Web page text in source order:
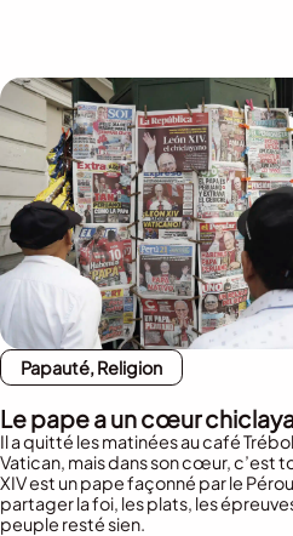
Papauté, Religion
Le pape a un cœur
Il a quitté les matinées au café
Vatican, mais dans son cœur, c’est
XIV est un pape façonné par le
partager la foi, les plats, les
peuple resté sien.